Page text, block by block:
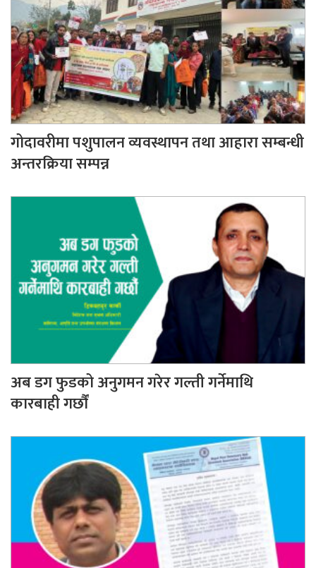
गोदावरीमा पशुपालन व्यवस्थापन तथा आहारा सम्बन्धी
अन्तरक्रिया सम्पन्न
अब डग फुडको अनुगमन गरेर गल्ती गर्नेमाथि
कारबाही गर्छौं